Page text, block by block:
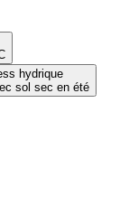
hydrique
sol sec en été